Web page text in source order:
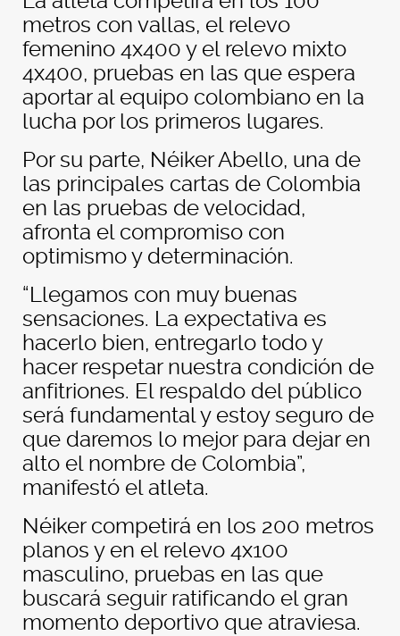
metros con vallas, el relevo
femenino 4x400 y el relevo mixto
4x400, pruebas en las que espera
aportar al equipo colombiano en la
lucha por los primeros lugares.
Por su parte, Néiker Abello, una de
las principales cartas de Colombia
en las pruebas de velocidad,
afronta el compromiso con
optimismo y determinación.
“Llegamos con muy buenas
sensaciones. La expectativa es
hacerlo bien, entregarlo todo y
hacer respetar nuestra condición de
anfitriones. El respaldo del público
será fundamental y estoy seguro de
que daremos lo mejor para dejar en
alto el nombre de Colombia”,
manifestó el atleta.
Néiker competirá en los 200 metros
planos y en el relevo 4x100
masculino, pruebas en las que
buscará seguir ratificando el gran
momento deportivo que atraviesa.